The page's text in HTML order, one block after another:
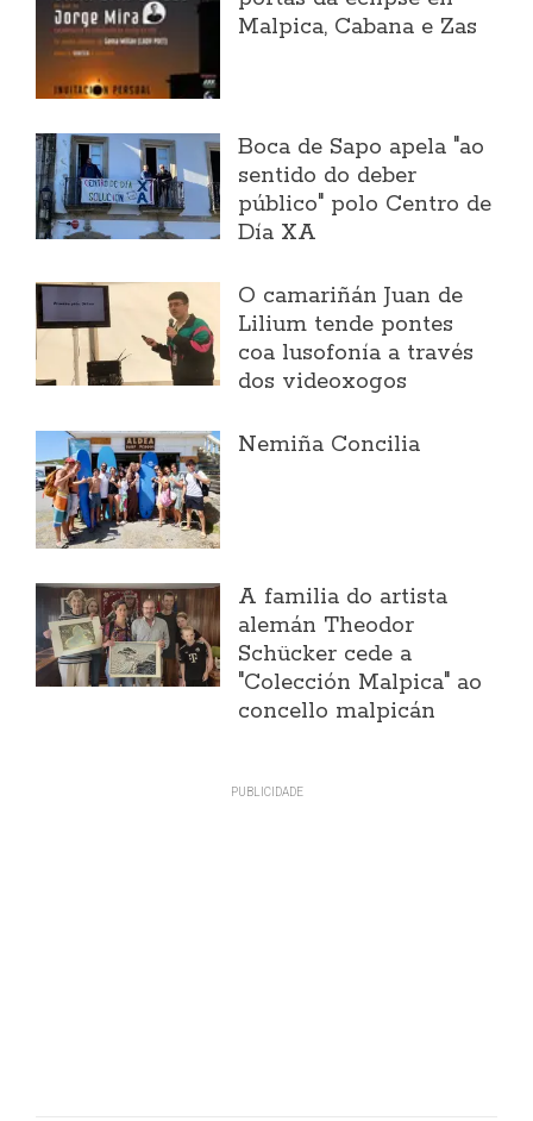
Malpica, Cabana e Zas
Boca de Sapo apela "ao
sentido do deber
público" polo Centro de
Día XA
O camariñán Juan de
Lilium tende pontes
coa lusofonía a través
dos videoxogos
Nemiña Concilia
A familia do artista
alemán Theodor
Schücker cede a
"Colección Malpica" ao
concello malpicán